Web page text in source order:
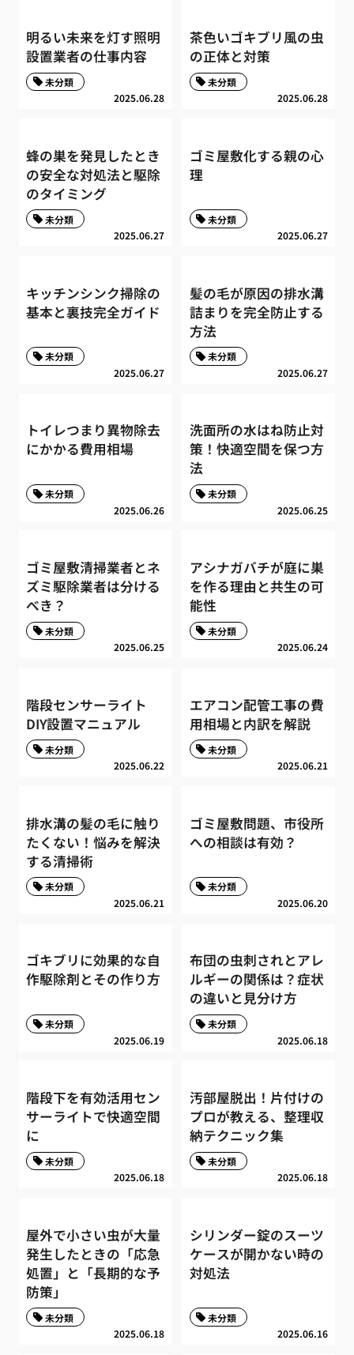
明るい未来を灯す照明
設置業者の仕事内容
2025.06.28
未分類
茶色いゴキブリ風の虫
の正体と対策
2025.06.28
未分類
蜂の巣を発見したとき
の安全な対処法と駆除
のタイミング
2025.06.27
未分類
ゴミ屋敷化する親の心
理
2025.06.27
未分類
キッチンシンク掃除の
基本と裏技完全ガイド
2025.06.27
未分類
髪の毛が原因の排水溝
詰まりを完全防止する
方法
2025.06.27
未分類
トイレつまり異物除去
にかかる費用相場
2025.06.26
未分類
洗面所の水はね防止対
策！快適空間を保つ方
法
2025.06.25
未分類
ゴミ屋敷清掃業者とネ
ズミ駆除業者は分ける
べき？
2025.06.25
未分類
アシナガバチが庭に巣
を作る理由と共生の可
能性
2025.06.24
未分類
階段センサーライト
DIY設置マニュアル
2025.06.22
未分類
エアコン配管工事の費
用相場と内訳を解説
2025.06.21
未分類
排水溝の髪の毛に触り
たくない！悩みを解決
する清掃術
2025.06.21
未分類
ゴミ屋敷問題、市役所
への相談は有効？
2025.06.20
未分類
ゴキブリに効果的な自
作駆除剤とその作り方
2025.06.19
未分類
布団の虫刺されとアレ
ルギーの関係は？症状
の違いと見分け方
2025.06.18
未分類
階段下を有効活用セン
サーライトで快適空間
に
2025.06.18
未分類
汚部屋脱出！片付けの
プロが教える、整理収
納テクニック集
2025.06.18
未分類
屋外で小さい虫が大量
発生したときの「応急
処置」と「長期的な予
防策」
2025.06.18
未分類
シリンダー錠のスーツ
ケースが開かない時の
対処法
2025.06.16
未分類